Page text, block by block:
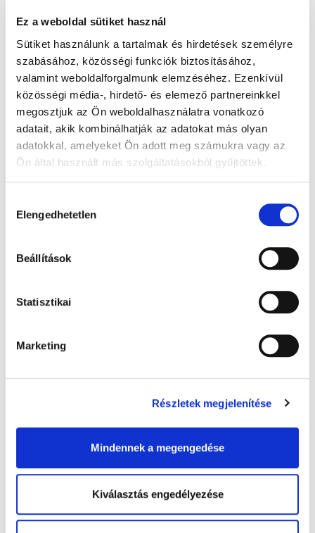
Ez a weboldal sütiket használ
Sütiket használunk a tartalmak és hirdetések személyre
szabásához, közösségi funkciók biztosításához,
valamint weboldalforgalmunk elemzéséhez. Ezenkívül
közösségi média-, hirdető- és elemező partnereinkkel
megosztjuk az Ön weboldalhasználatra vonatkozó
adatait, akik kombinálhatják az adatokat más olyan
adatokkal, amelyeket Ön adott meg számukra vagy az
Ön által használt más szolgáltatásokból gyűjtöttek.
kiválasztása
Elengedhetetlen
Beállítások
Statisztikai
Marketing
Részletek megjelenítése
Mindennek a megengedése
Kiválasztás engedélyezése